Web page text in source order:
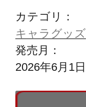
カテゴリ：
キャラグッズ
発売月：
2026年6月1日